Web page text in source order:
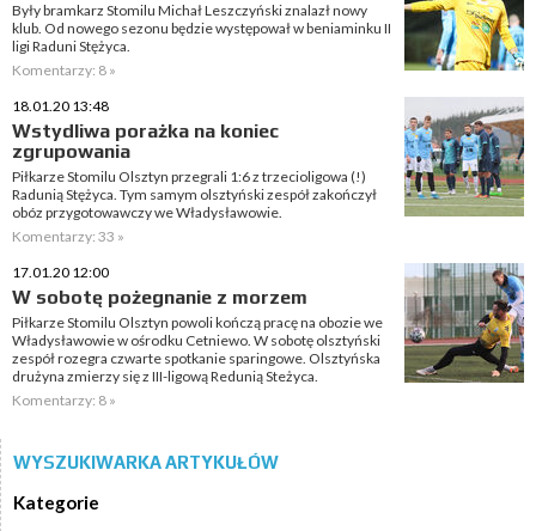
Były bramkarz Stomilu Michał Leszczyński znalazł nowy
klub. Od nowego sezonu będzie występował w beniaminku II
ligi Raduni Stężyca.
Komentarzy: 8 »
18.01.20 13:48
Wstydliwa porażka na koniec
zgrupowania
Piłkarze Stomilu Olsztyn przegrali 1:6 z trzecioligowa (!)
Radunią Stężyca. Tym samym olsztyński zespół zakończył
obóz przygotowawczy we Władysławowie.
Komentarzy: 33 »
17.01.20 12:00
W sobotę pożegnanie z morzem
Piłkarze Stomilu Olsztyn powoli kończą pracę na obozie we
Władysławowie w ośrodku Cetniewo. W sobotę olsztyński
zespół rozegra czwarte spotkanie sparingowe. Olsztyńska
drużyna zmierzy się z III-ligową Redunią Steżyca.
Komentarzy: 8 »
WYSZUKIWARKA ARTYKUŁÓW
Kategorie